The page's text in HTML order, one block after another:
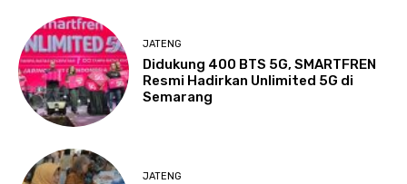
JATENG
Didukung 400 BTS 5G, SMARTFREN
Resmi Hadirkan Unlimited 5G di
Semarang
JATENG